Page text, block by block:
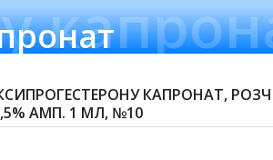
КАПРОНАТ,
АМП. 1 МЛ, №10